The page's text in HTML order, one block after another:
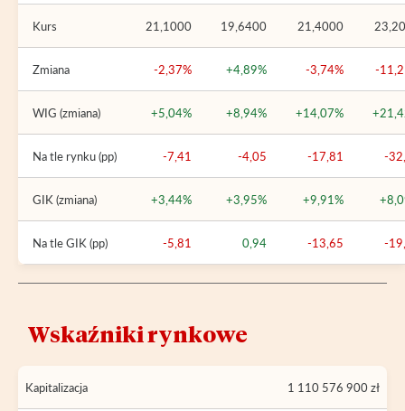
Kurs 21,1000 19,6400 21,4000
Zmiana -2,37% +4,89% -3,74% -
WIG (zmiana) +5,04% +8,94% +14,07%
Na tle rynku (pp) -7,41 -4,05 -17,81 -
GIK (zmiana) +3,44% +3,95% +9,91%
Na tle GIK (pp) -5,81 0,94 -13,65 -
Wskaźniki rynkowe
Kapitalizacja 1 110 576 900 zł